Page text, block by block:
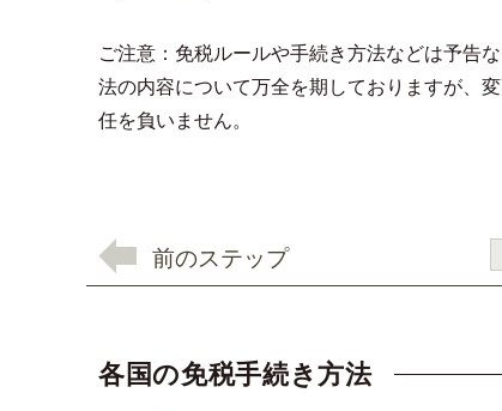
ご注意：免税ルールや手続き方法などは予告
法の内容について万全を期しておりますが、
任を負いません。
前のステップ
各国の免税手続き方法